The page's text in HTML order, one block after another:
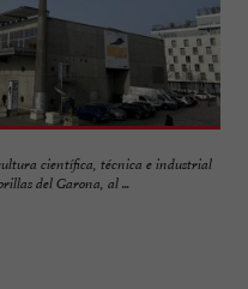
científica, técnica e industrial
del Garona, al ...